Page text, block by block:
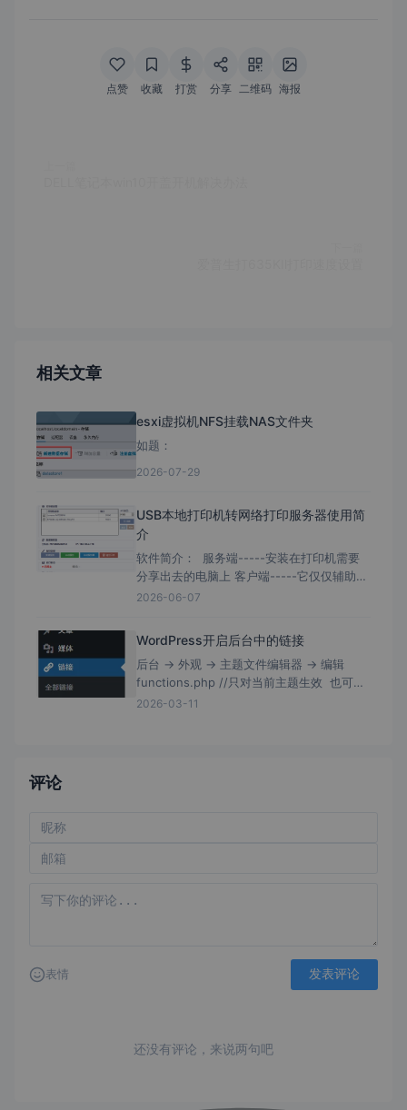
点赞 收藏 打赏 分享 二维码 海报
相关文章
esxi虚拟机NFS挂载NAS文件夹
如题：
2026-07-29
USB本地打印机转网络打印服务器使用简
介
软件简介： 服务端-----安装在打印机需要
分享出去的电脑上 客户端-----它仅仅辅助为
需要去连接打印机的电脑快速安装； 客户端
2026-06-07
WordPress开启后台中的链接
后台 → 外观 → 主题文件编辑器 → 编辑
functions.php //只对当前主题生效 也可编
辑/wp-includes/functions.php //理论上
2026-03-11
评论
表情 发表评论
还没有评论，来说两句吧